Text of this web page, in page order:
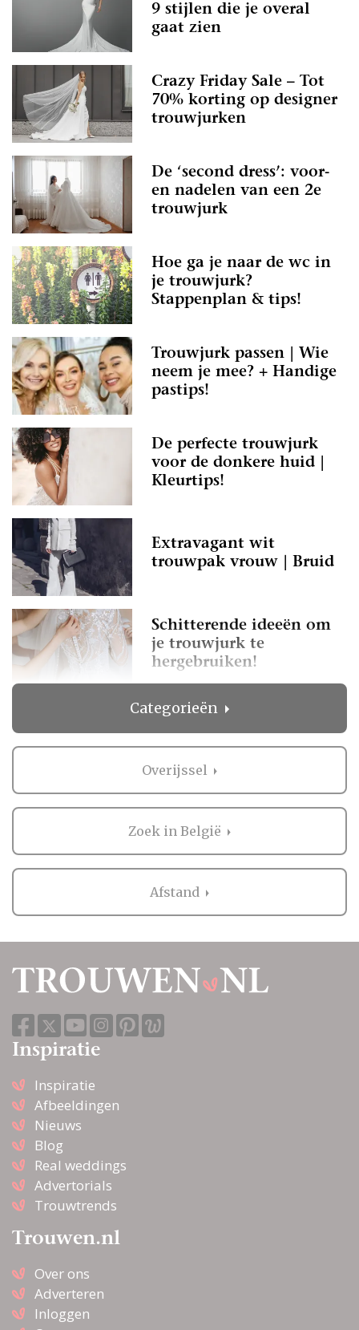
Categorieën
Overijssel
Zoek in België
Afstand
9 stijlen die je overal
gaat zien
Crazy Friday Sale – Tot
70% korting op designer
trouwjurken
De ‘second dress’: voor-
en nadelen van een 2e
trouwjurk
Hoe ga je naar de wc in
je trouwjurk?
Stappenplan & tips!
Trouwjurk passen | Wie
neem je mee? + Handige
pastips!
De perfecte trouwjurk
voor de donkere huid |
Kleurtips!
Extravagant wit
trouwpak vrouw | Bruid
Schitterende ideeën om
je trouwjurk te
hergebruiken!
Viktor & Rolf - Wedding
dress - Online-shop -
Inspiratie
Inspiratie
Afbeeldingen
Nieuws
Blog
Real weddings
Advertorials
Trouwtrends
Trouwen.nl
Over ons
Adverteren
Inloggen